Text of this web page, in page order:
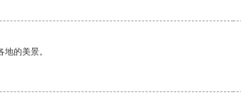
的美景。